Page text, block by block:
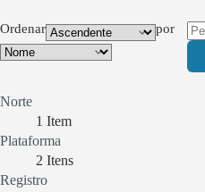
Ordenar por
Norte
1 Item
Plataforma
2 Itens
Registro